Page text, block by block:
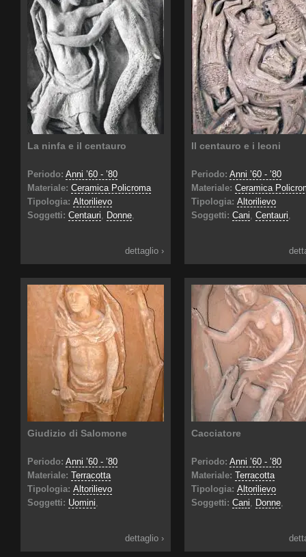
La ninfa e il centauro
Periodo: Anni ’60 - ’80
Materiale: Ceramica Policroma
Tipologia: Altorilievo
Soggetti: Centauri Donne,
dettaglio ›
Il centauro e i leoni
Periodo: Anni ’60 - ’80
Materiale: Ceramica
Tipologia: Altorilievo
Soggetti: Cani Centauri
Giudizio di Salomone
Periodo: Anni ’60 - ’80
Materiale: Terracotta
Tipologia: Altorilievo
Soggetti: Uomini
dettaglio ›
Cacciatore
Periodo: Anni ’60 - ’80
Materiale: Terracotta
Tipologia: Altorilievo
Soggetti: Cani Donne,